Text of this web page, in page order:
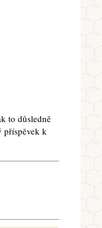
to důsledně
příspěvek k